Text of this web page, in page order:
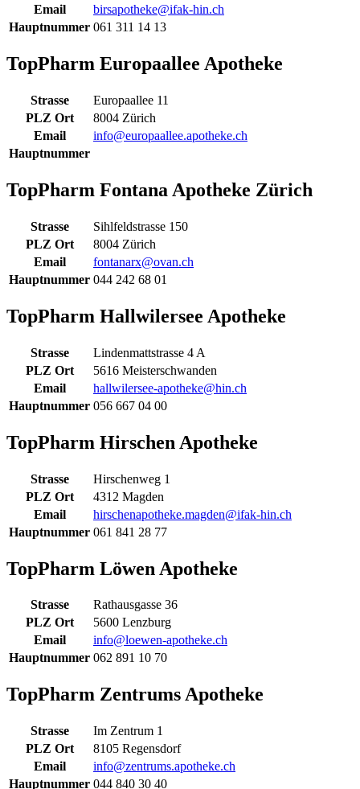
Email
birsapotheke@ifak-hin.ch
Hauptnummer 061 311 14 13
TopPharm Europaallee Apotheke
Strasse
Europaallee 11
PLZ Ort
8004 Zürich
Email
info@europaallee.apotheke.ch
Hauptnummer
TopPharm Fontana Apotheke Zürich
Strasse
Sihlfeldstrasse 150
PLZ Ort
8004 Zürich
Email
fontanarx@ovan.ch
Hauptnummer 044 242 68 01
TopPharm Hallwilersee Apotheke
Strasse
Lindenmattstrasse 4 A
PLZ Ort
5616 Meisterschwanden
Email
hallwilersee-apotheke@hin.ch
Hauptnummer 056 667 04 00
TopPharm Hirschen Apotheke
Strasse
Hirschenweg 1
PLZ Ort
4312 Magden
Email
hirschenapotheke.magden@ifak-hin.ch
Hauptnummer 061 841 28 77
TopPharm Löwen Apotheke
Strasse
Rathausgasse 36
PLZ Ort
5600 Lenzburg
Email
info@loewen-apotheke.ch
Hauptnummer 062 891 10 70
TopPharm Zentrums Apotheke
Strasse
Im Zentrum 1
PLZ Ort
8105 Regensdorf
Email
info@zentrums.apotheke.ch
Hauptnummer 044 840 30 40